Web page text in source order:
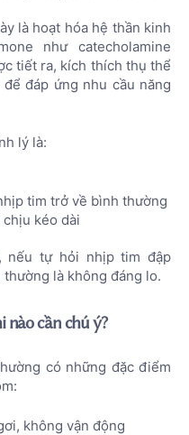
là hoạt hóa hệ thần kinh
như catecholamine
tiết ra, kích thích thụ thể
đáp ứng nhu cầu năng
lý là:
tim trở về bình thường
kéo dài
nếu tự hỏi nhịp tim đập
là không đáng lo.
cần chú ý?
có những đặc điểm
không vận động